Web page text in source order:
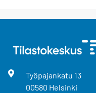
Työpajankatu 13
00580 Helsinki